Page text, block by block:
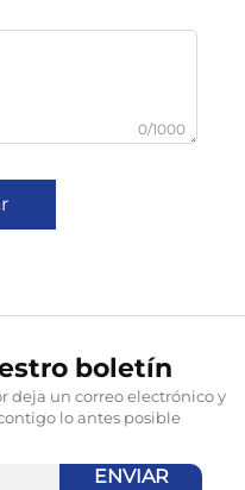
0/1000
boletín
deja un correo electrónico y
lo antes posible
ENVIAR